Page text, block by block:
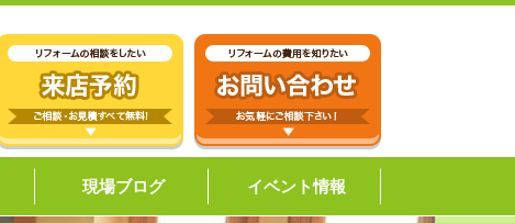
現場ブログ イベント情報